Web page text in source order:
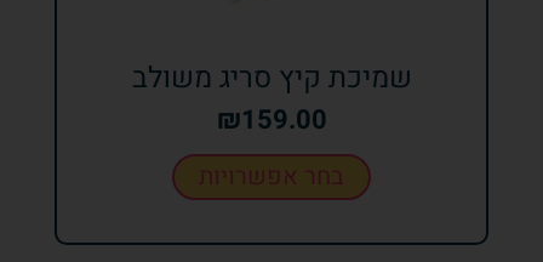
שמיכת קיץ סריג משולב
₪159.00
בחר אפשרויות